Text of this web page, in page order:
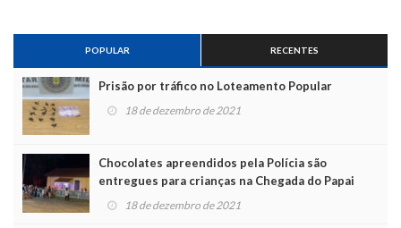
POPULAR RECENTES
Prisão por tráfico no Loteamento Popular
18 de dezembro de 2021
Chocolates apreendidos pela Polícia são
entregues para crianças na Chegada do Papai
Noel 18 de dezembro de 2021